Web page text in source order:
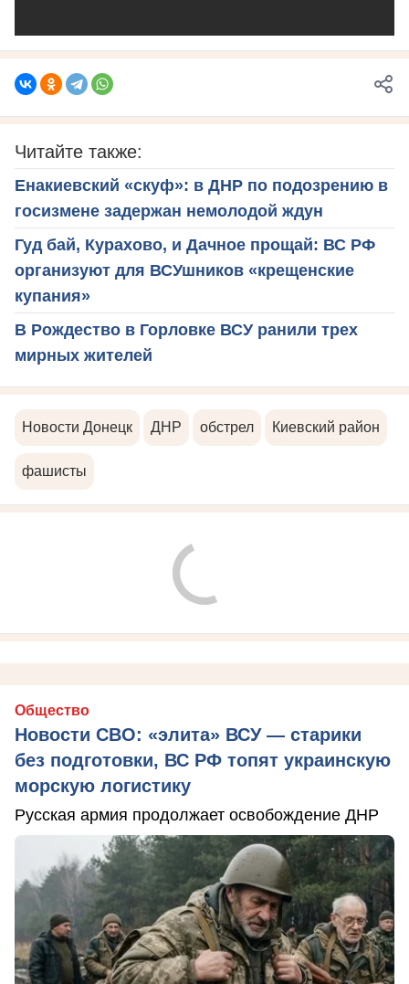
Читайте также:
Енакиевский «скуф»: в ДНР по подозрению в
госизмене задержан немолодой ждун
Гуд бай, Курахово, и Дачное прощай: ВС РФ
организуют для ВСУшников «крещенские
купания»
В Рождество в Горловке ВСУ ранили трех
мирных жителей
Новости Донецк ДНР обстрел Киевский район
фашисты
Общество
Новости СВО: «элита» ВСУ — старики
без подготовки, ВС РФ топят украинскую
морскую логистику
Русская армия продолжает освобождение ДНР